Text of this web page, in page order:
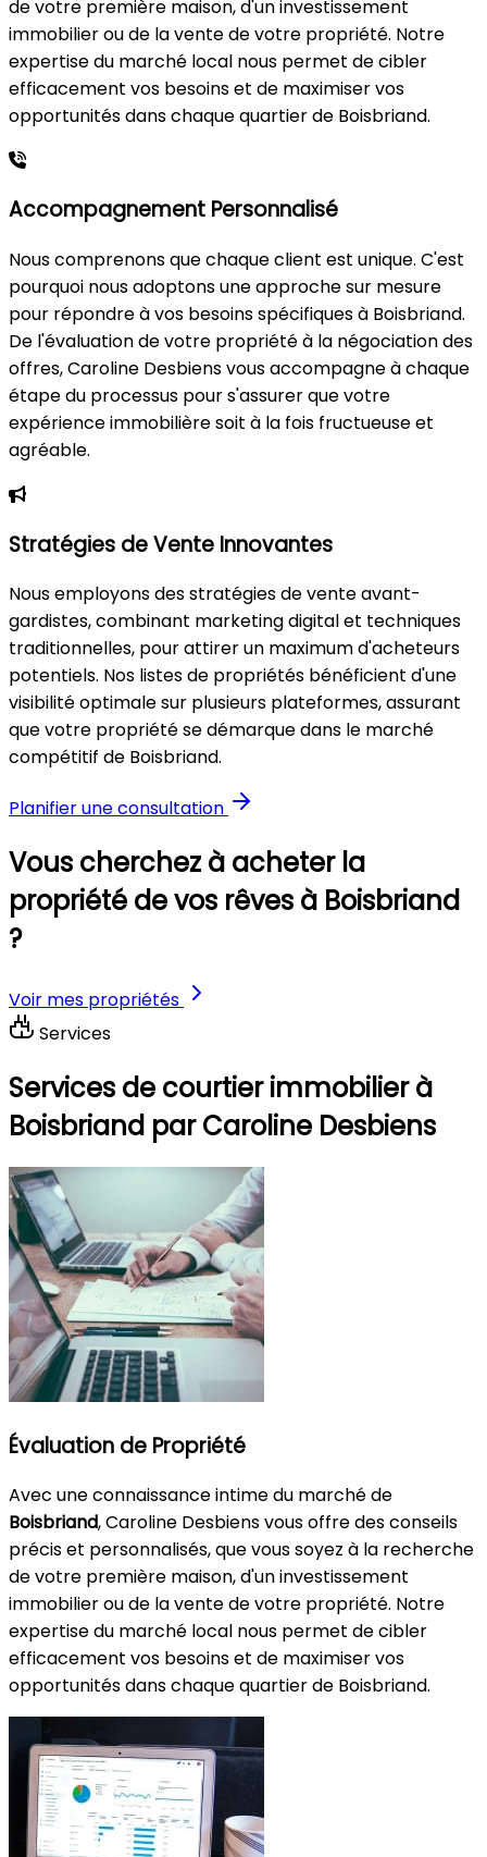
de votre première maison, d'un investissement
immobilier ou de la vente de votre propriété. Notre
expertise du marché local nous permet de cibler
efficacement vos besoins et de maximiser vos
opportunités dans chaque quartier de Boisbriand.
Accompagnement Personnalisé
Nous comprenons que chaque client est unique. C'est
pourquoi nous adoptons une approche sur mesure
pour répondre à vos besoins spécifiques à Boisbriand.
De l'évaluation de votre propriété à la négociation des
offres, Caroline Desbiens vous accompagne à chaque
étape du processus pour s'assurer que votre
expérience immobilière soit à la fois fructueuse et
agréable.
Stratégies de Vente Innovantes
Nous employons des stratégies de vente avant-
gardistes, combinant marketing digital et techniques
traditionnelles, pour attirer un maximum d'acheteurs
potentiels. Nos listes de propriétés bénéficient d'une
visibilité optimale sur plusieurs plateformes, assurant
que votre propriété se démarque dans le marché
compétitif de Boisbriand.
Planifier une consultation
Vous cherchez à acheter la
propriété de vos rêves à Boisbriand
?
Voir mes propriétés
Services
Services de courtier immobilier à
Boisbriand par Caroline Desbiens
Évaluation de Propriété
Avec une connaissance intime du marché de
Boisbriand, Caroline Desbiens vous offre des conseils
précis et personnalisés, que vous soyez à la recherche
de votre première maison, d'un investissement
immobilier ou de la vente de votre propriété. Notre
expertise du marché local nous permet de cibler
efficacement vos besoins et de maximiser vos
opportunités dans chaque quartier de Boisbriand.